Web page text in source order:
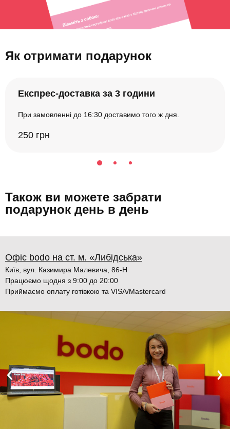
Як отримати подарунок
Експрес-доставка за 3 години
При замовленні до 16:30 доставимо того ж дня.
250 грн
Також ви можете забрати
подарунок день в день
Офіс bodo на ст. м. «Либідська»
Київ, вул. Казимира Малевича, 86-Н
Працюємо щодня з 9:00 до 20:00
Приймаємо оплату готівкою та VISA/Mastercard